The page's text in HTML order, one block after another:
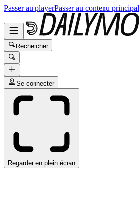
Passer au playerPasser au contenu principal
Rechercher
Se connecter
Regarder en plein écran